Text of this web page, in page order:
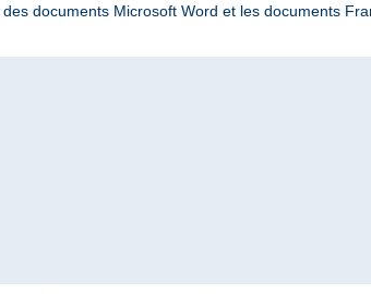
documents Microsoft Word et les documents